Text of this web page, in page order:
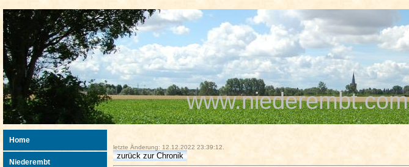
www.niederembt.com
letzte Änderung: 12.12.2022 23:39:12.
Home
Niederembt